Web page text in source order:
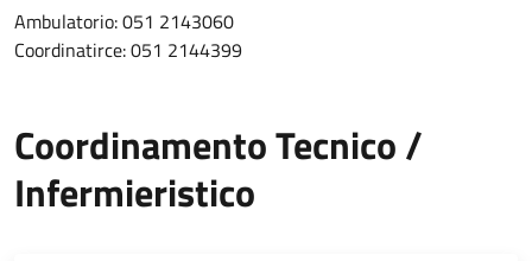
Ambulatorio: 051 2143060
Coordinatirce: 051 2144399
Coordinamento Tecnico /
Infermieristico